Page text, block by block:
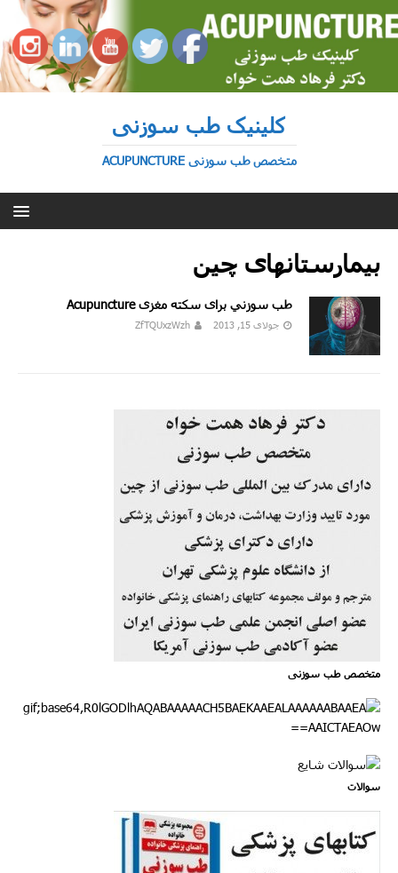
کلینیک طب سوزنی
متخصص طب سوزنی ACUPUNCTURE
بیمارستانهای چین
طب سوزني برای سکته مغزى Acupuncture
جولای 15, 2013 ZfTQUxzWzh
متخصص طب سوزنی
سوالات